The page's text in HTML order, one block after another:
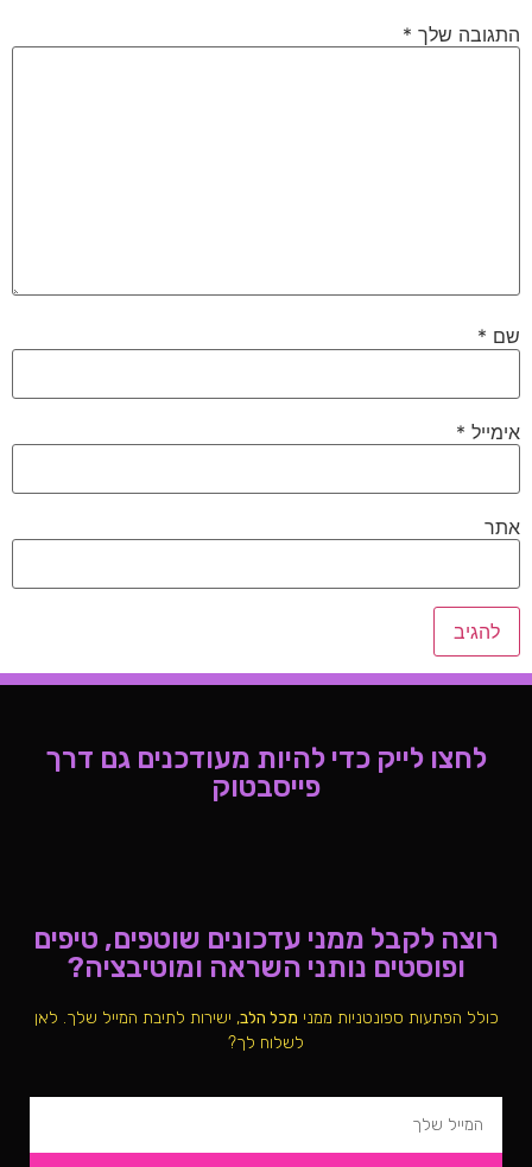
התגובה שלך *
שם *
אימייל *
אתר
לחצו לייק כדי להיות מעודכנים גם דרך
פייסבטוק
רוצה לקבל ממני עדכונים שוטפים, טיפים
ופוסטים נותני השראה ומוטיבציה?
כולל הפתעות ספונטניות ממני מכל הלב, ישירות לתיבת המייל שלך. לאן
לשלוח לך?